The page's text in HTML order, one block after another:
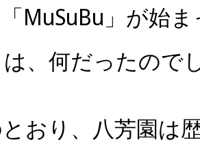
「MuSuBu」が始
、何だったので
おり、八芳園は